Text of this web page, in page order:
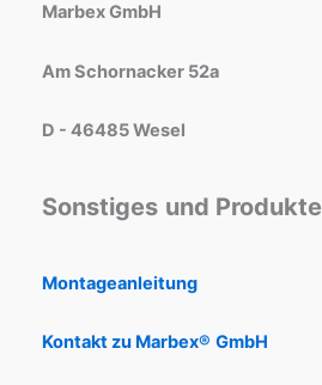
Marbex GmbH
Am Schornacker 52a
D - 46485 Wesel
Sonstiges und Produkte
Montageanleitung
Kontakt zu Marbex® GmbH